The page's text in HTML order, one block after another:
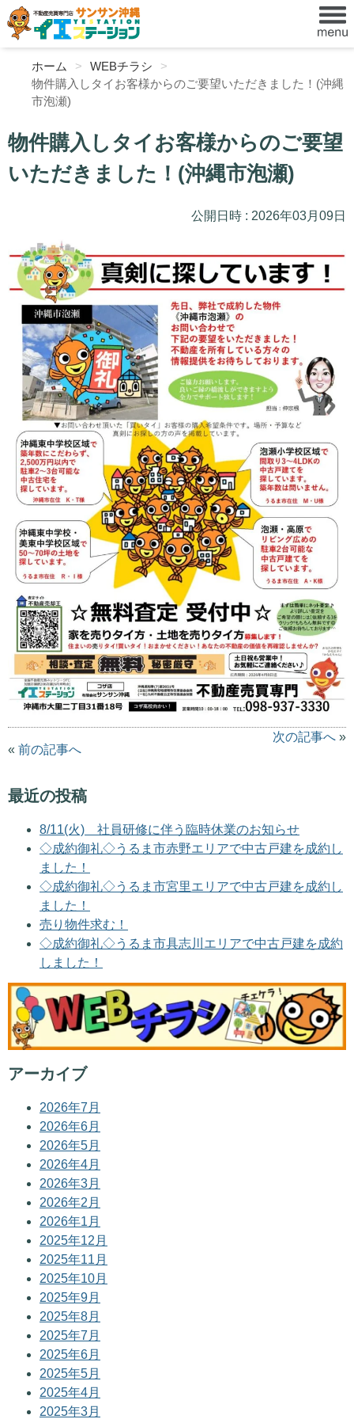
ホーム
WEBチラシ
物件購入しタイお客様からのご要望いただきました！(沖縄
市泡瀬)
物件購入しタイお客様からのご要望
いただきました！(沖縄市泡瀬)
公開日時 : 2026年03月09日
« 前の記事へ
次の記事へ »
最近の投稿
8/11(火) 社員研修に伴う臨時休業のお知らせ
◇成約御礼◇うるま市赤野エリアで中古戸建を成約し
ました！
◇成約御礼◇うるま市宮里エリアで中古戸建を成約し
ました！
売り物件求む！
◇成約御礼◇うるま市具志川エリアで中古戸建を成約
しました！
アーカイブ
2026年7月
2026年6月
2026年5月
2026年4月
2026年3月
2026年2月
2026年1月
2025年12月
2025年11月
2025年10月
2025年9月
2025年8月
2025年7月
2025年6月
2025年5月
2025年4月
2025年3月